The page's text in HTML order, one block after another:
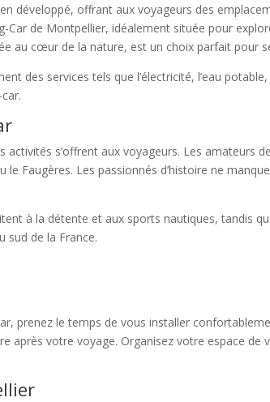
développé, offrant aux voyageurs des
Car de Montpellier, idéalement située pour
au cœur de la nature, est un choix parfait pour
des services tels que l’électricité, l’eau
activités s’offrent aux voyageurs. Les
Faugères. Les passionnés d’histoire ne
à la détente et aux sports nautiques, tandis
sud de la France.
prenez le temps de vous installer
après votre voyage. Organisez votre espace